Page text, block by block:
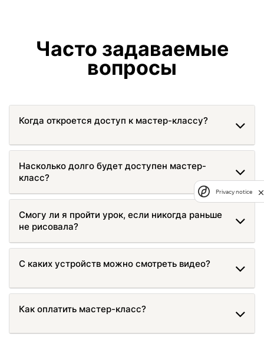
Часто задаваемые
вопросы
Когда откроется доступ к мастер-классу?
Насколько долго будет доступен мастер-
класс?
Смогу ли я пройти урок, если никогда раньше
не рисовала?
С каких устройств можно смотреть видео?
Как оплатить мастер-класс?
Privacy notice